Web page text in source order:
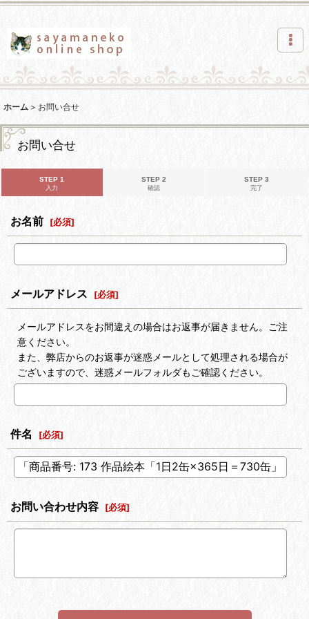
ホーム > お問い合せ
お問い合せ
STEP 1
入力
STEP 2
確認
STEP 3
完了
お名前 [必須]
メールアドレス [必須]
メールアドレスをお間違えの場合はお返事が届きません。ご注
意ください。
また、弊店からのお返事が迷惑メールとして処理される場合が
ございますので、迷惑メールフォルダもご確認ください。
件名 [必須]
お問い合わせ内容 [必須]